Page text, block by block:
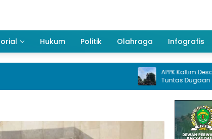
Hukum Politik Olahraga Infografis
APPK Kaltim Desak Kejari
Tuntas Dugaan Korupsi di
pada penggunaan Dana